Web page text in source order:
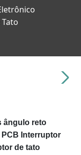
ângulo reto
Interruptor
de tato